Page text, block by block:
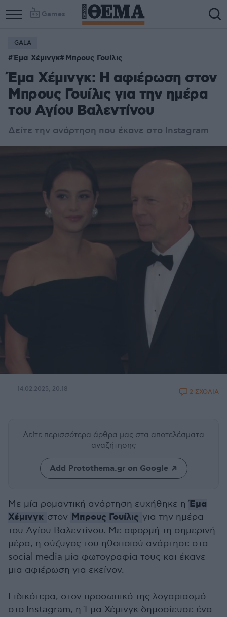
Games
GALA
Έμα Χέμινγκ Μπρους Γουίλις
Έμα Χέμινγκ: Η αφιέρωση στον
Μπρους Γουίλις για την ημέρα
του Αγίου Βαλεντίνου
Δείτε την ανάρτηση που έκανε στο Instagram
14.02.2025, 20:18 2 ΣΧΟΛΙΑ
Δείτε περισσότερα άρθρα μας στα αποτελέσματα
αναζήτησης
Add Protothema.gr on Google
Mε μία ρομαντική ανάρτηση ευχήθηκε ηΈμα
Χέμινγκ στον Μπρους Γουίλις για την ημέρα
του Αγίου Βαλεντίνου. Με αφορμή τη σημερινή
μέρα, η σύζυγος του ηθοποιού ανάρτησε στα
social media μία φωτογραφία τους και έκανε
μια αφιέρωση για εκείνον.
Ειδικότερα, στον προσωπικό της λογαριασμό
στο Instagram, η Έμα Χέμινγκ δημοσίευσε ένα